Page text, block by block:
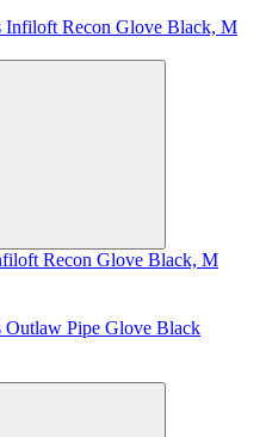
Recon Glove Black, M